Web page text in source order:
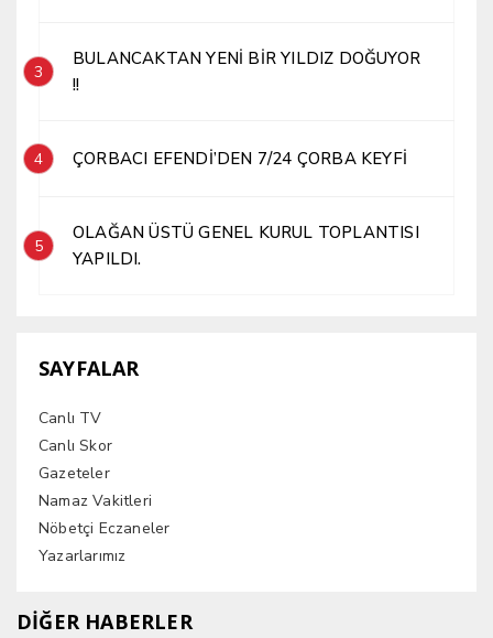
3
BULANCAKTAN YENİ BİR YILDIZ DOĞUYOR
!!
4 ÇORBACI EFENDİ’DEN 7/24 ÇORBA KEYFİ
5
OLAĞAN ÜSTÜ GENEL KURUL TOPLANTISI
YAPILDI.
SAYFALAR
Canlı TV
Canlı Skor
Gazeteler
Namaz Vakitleri
Nöbetçi Eczaneler
Yazarlarımız
DİĞER HABERLER